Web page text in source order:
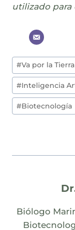
utilizado para
Post
Tags:
#Va por la Tierra
#Inteligencia
#Biotecnología
Biólogo